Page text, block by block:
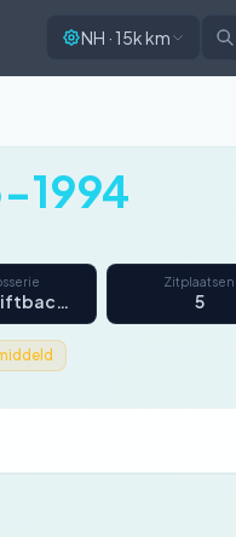
NH · 15k km
1994
Sedan/Liftback/Stationwagon
Zitplaatsen
5